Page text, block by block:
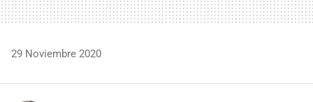
29 Noviembre 2020